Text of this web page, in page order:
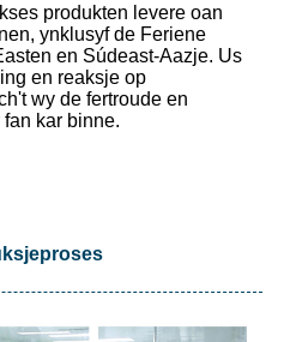
produkten levere oan
ynklusyf de Feriene
en Súdeast-Aazje. Us
en reaksje op
wy de fertroude en
kar binne.